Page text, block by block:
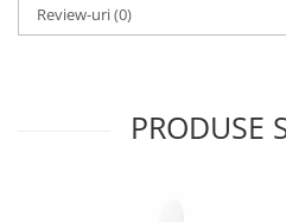
Auto
Review-uri(0)
PRODUSE